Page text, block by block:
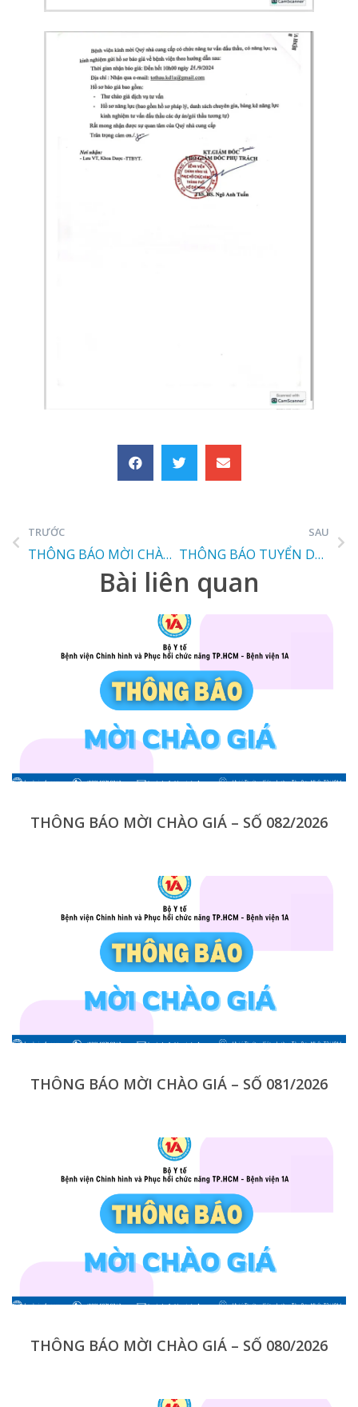
TRƯỚC
THÔNG BÁO MỜI CHÀO GIÁ BỘ ĐINH NỘI TỦY CÓ CHỐT, BỘ NẸP KHÓA CẲNG TAY
SAU
THÔNG BÁO TUYỂN DỤNG NHÂN SỰ
Bài liên quan
THÔNG BÁO MỜI CHÀO GIÁ – SỐ 082/2026
THÔNG BÁO MỜI CHÀO GIÁ – SỐ 081/2026
THÔNG BÁO MỜI CHÀO GIÁ – SỐ 080/2026